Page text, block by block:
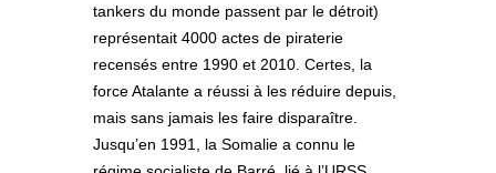
tankers du monde passent par le détroit)
représentait 4000 actes de piraterie
recensés entre 1990 et 2010. Certes, la
force Atalante a réussi à les réduire depuis,
mais sans jamais les faire disparaître.
Jusqu’en 1991, la Somalie a connu le